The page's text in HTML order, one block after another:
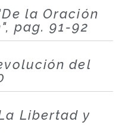
la Oración
pag. 91-92
del
Libertad y